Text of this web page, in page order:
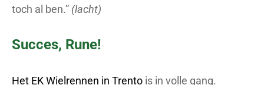
toch al ben.” (lacht)
Succes, Rune!
Het EK Wielrennen in Trento is in volle gang.